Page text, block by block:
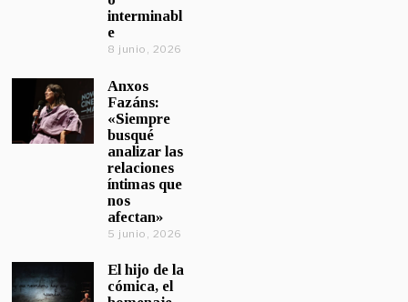
interminabl
e
8 junio, 2026
Anxos
Fazáns:
«Siempre
busqué
analizar las
relaciones
íntimas que
nos
afectan»
5 junio, 2026
El hijo de la
cómica, el